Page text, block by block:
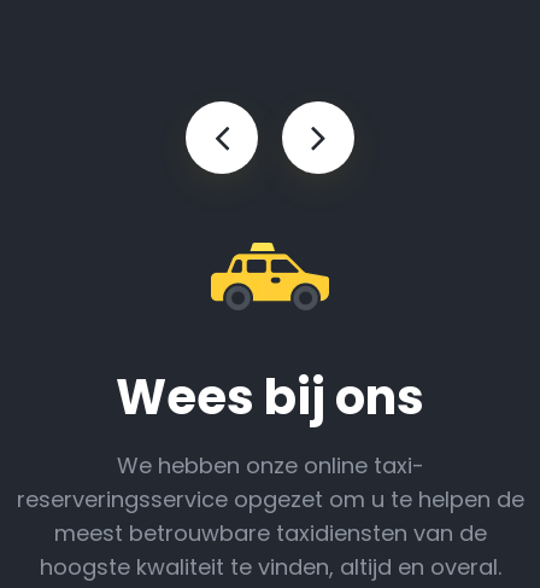
Wees bij ons
We hebben onze online taxi-
reserveringsservice opgezet om u te helpen de
meest betrouwbare taxidiensten van de
hoogste kwaliteit te vinden, altijd en overal.